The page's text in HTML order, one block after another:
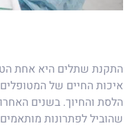
התקנת שתלים היא אחת
איכות החיים של
הלסת והחיוך. בשנים
שהוביל לפתרונות